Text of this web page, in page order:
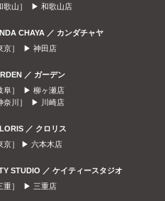
歌山］ ▶ 和歌山店
CHAYA ／ カンダチャヤ
京］ ▶ 神田店
／ ガーデン
阜］ ▶ 柳ヶ瀬店
奈川］ ▶
川崎店
／ クロリス
京］ ▶ 六本木店
STUDIO ／ ケイティースタジオ
重］ ▶ 三重店